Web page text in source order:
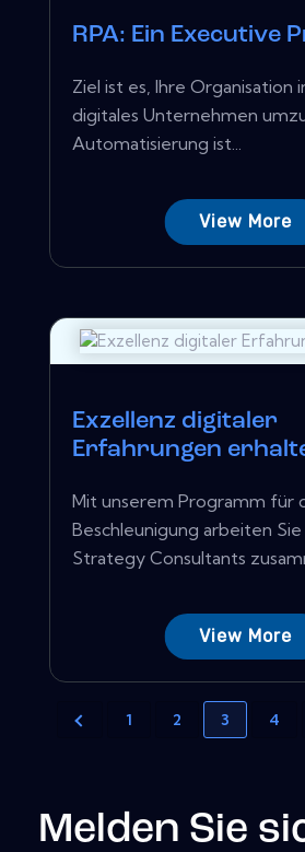
RPA: Ein Executive
Ziel ist es, Ihre Organisation
digitales Unternehmen
Automatisierung ist...
View More
Exzellenz digitaler
Erfahrungen
Mit unserem Programm für
Beschleunigung arbeiten
Strategy Consultants
View More
1 2 3 4
Melden Sie